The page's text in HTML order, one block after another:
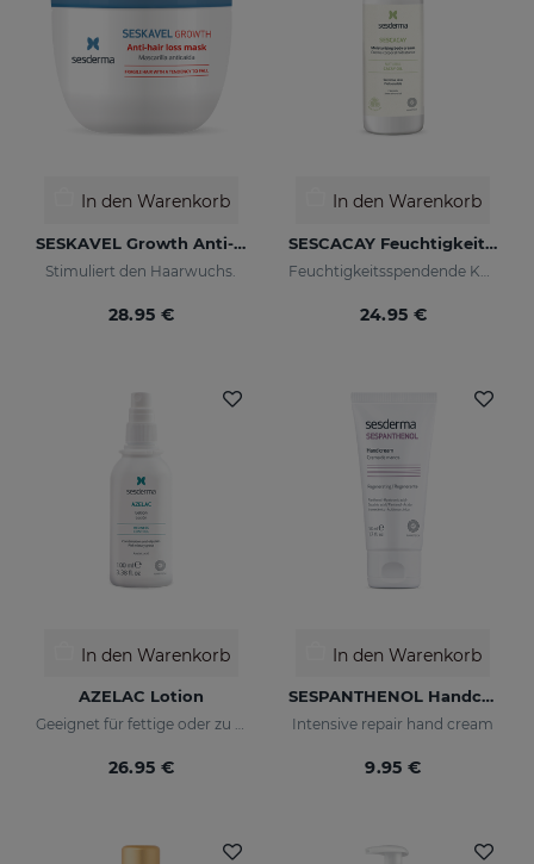
In den Warenkorb
SESKAVEL Growth Anti-Haarausfall-Maske
Stimuliert den Haarwuchs.
28.95 €
In den Warenkorb
SESCACAY Feuchtigkeitsspendende Körpercreme
24.95 €
In den Warenkorb
AZELAC Lotion
Geeignet für fettige oder zu Akne neigende Haut
26.95 €
In den Warenkorb
SESPANTHENOL Handcreme
Intensive repair hand cream
9.95 €